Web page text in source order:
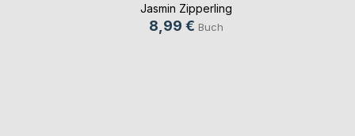
Jasmin Zipperling
8,99 € Buch